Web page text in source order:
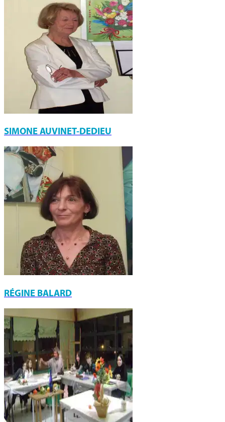
SIMONE AUVINET-DEDIEU
RÉGINE BALARD